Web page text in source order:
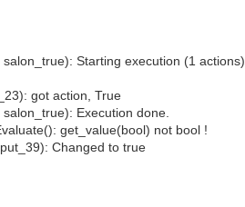
Starting execution (1 actions)
got action, True
Execution done.
get_value(bool) not bool !
Changed to true